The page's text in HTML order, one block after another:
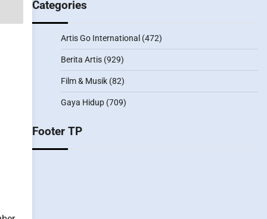
Categories
Artis Go International (472)
Berita Artis(929)
Film & Musik(82)
Gaya Hidup(709)
Footer TP